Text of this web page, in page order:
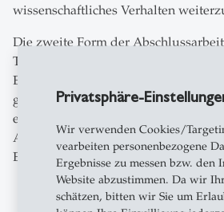
Privatsphäre-
Wir verwenden Cookies/
vearbeiten personenbezogene
Ergebnisse zu messen bzw. den
Website abzustimmen. Da wir
schätzen, bitten wir Sie um
wissenschaftliches Verhalten
Die zweite Form der
Themen, die von aktuellen
Entwicklungsherausforderungen
gemeinsam mit verschiedenen
entwickelt werden. Die Ergebnisse
Akteuren geteilt und haben das
Entwicklungspraxis zu beeinflussen.